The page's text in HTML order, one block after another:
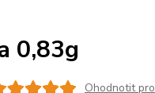
0,83g
Ohodnotit